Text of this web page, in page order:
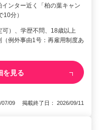
ンター近く「柏の葉キャン
分）
）、学歴不問、18歳以上
（例外事由1号：再雇用制度あ
を見る
07/09 掲載終了日： 2026/09/11